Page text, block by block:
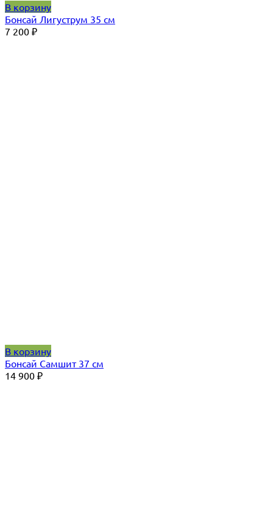
В корзину
Бонсай Лигуструм 35 см
7 200 ₽
В корзину
Бонсай Самшит 37 см
14 900 ₽